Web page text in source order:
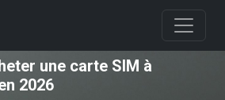
une carte SIM à
2026
une carte SIM à
2026